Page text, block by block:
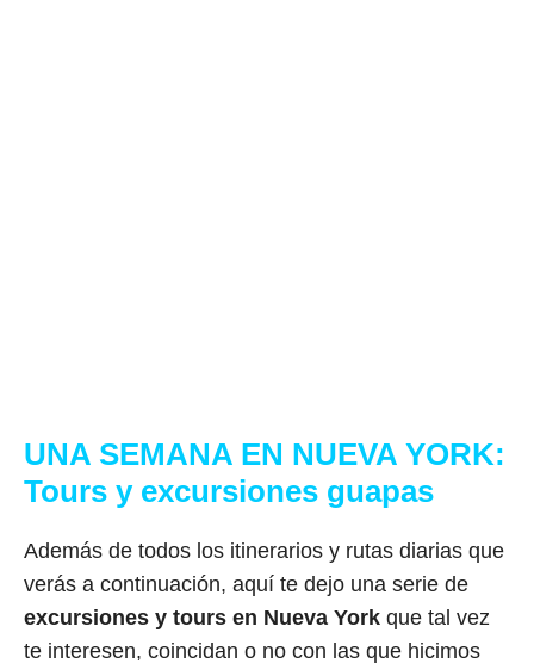
UNA SEMANA EN NUEVA YORK:
Tours y excursiones guapas
Además de todos los itinerarios y rutas diarias que
verás a continuación, aquí te dejo una serie de
excursiones y tours en Nueva York que tal vez
te interesen, coincidan o no con las que hicimos